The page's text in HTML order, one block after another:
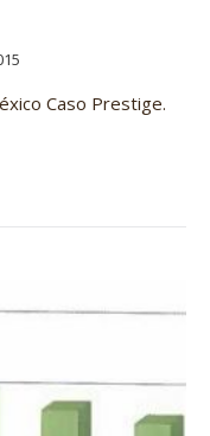
Caso Prestige.